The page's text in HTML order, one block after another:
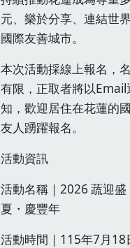
元、樂於分享、連結世
國際友善城市。
本次活動採線上報名，
有限，正取者將以Email
知，歡迎居住在花蓮的
友人踴躍報名。
活動資訊
活動名稱｜2026 蔬迎盛
夏・慶豐年
活動時間｜115年7月18